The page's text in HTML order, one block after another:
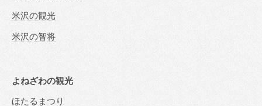
米沢の観光
米沢の智将
よねざわの観光
ほたるまつり